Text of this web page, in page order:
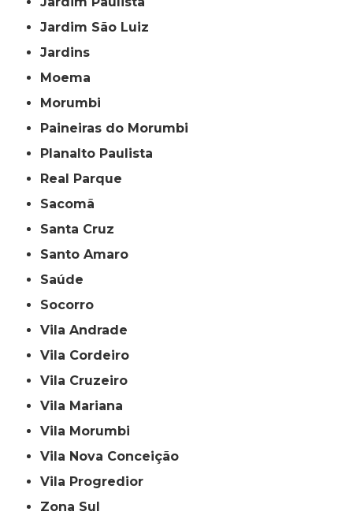
Jardim São Luiz
Jardins
Moema
Morumbi
Paineiras do Morumbi
Planalto Paulista
Real Parque
Sacomã
Santa Cruz
Santo Amaro
Saúde
Socorro
Vila Andrade
Vila Cordeiro
Vila Cruzeiro
Vila Mariana
Vila Morumbi
Vila Nova Conceição
Vila Progredior
Zona Sul